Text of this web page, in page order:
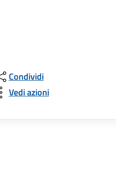
Condividi
Vedi azioni